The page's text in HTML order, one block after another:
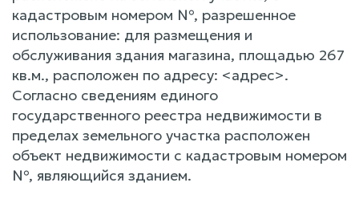
кадастровым номером №, разрешенное
использование: для размещения и
обслуживания здания магазина, площадью 267
кв.м., расположен по адресу: <адрес>.
Согласно сведениям единого
государственного реестра недвижимости в
пределах земельного участка расположен
объект недвижимости с кадастровым номером
№, являющийся зданием.